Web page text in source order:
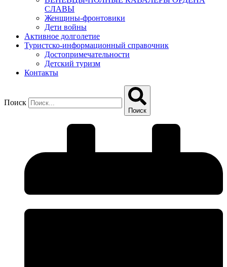
СЛАВЫ
Женщины-фронтовики
Дети войны
Активное долголетие
Туристско-информационный справочник
Достопримечательности
Детский туризм
Контакты
Поиск
Поиск